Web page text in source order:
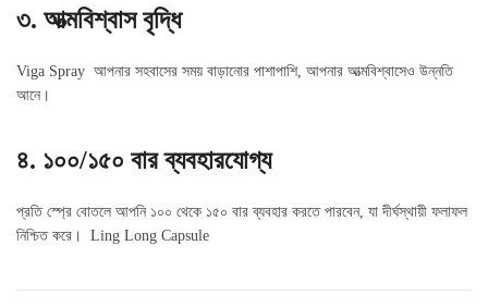
৩. আত্মবিশ্বাস বৃদ্ধি
Viga Spray আপনার সহবাসের সময় বাড়ানোর পাশাপাশি, আপনার আত্মবিশ্বাসেও উন্নতি
আনে।
৪. ১০০/১৫০ বার ব্যবহারযোগ্য
প্রতি স্প্রে বোতলে আপনি ১০০ থেকে ১৫০ বার ব্যবহার করতে পারবেন, যা দীর্ঘস্থায়ী ফলাফল
নিশ্চিত করে। Ling Long Capsule